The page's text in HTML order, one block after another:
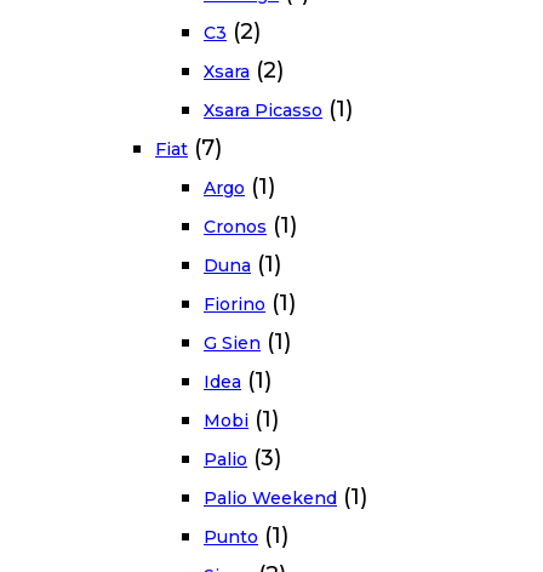
C3 (2)
Xsara (2)
Xsara Picasso (1)
Fiat (7)
Argo (1)
Cronos (1)
Duna (1)
Fiorino (1)
G Sien (1)
Idea (1)
Mobi (1)
Palio (3)
Palio Weekend (1)
Punto (1)